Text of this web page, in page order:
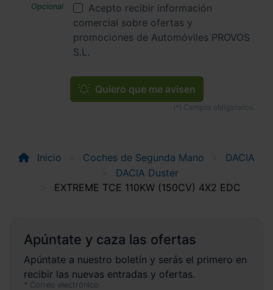
Acepto recibir información
comercial sobre ofertas y
promociones de Automóviles PROVOS
S.L.
Quiero que me avisen
Inicio Coches de Segunda Mano
DACIA
DACIA Duster
EXTREME TCE 110KW (150CV) 4X2 EDC
Apúntate y caza las ofertas
Apúntate a nuestro boletín y serás el primero en
recibir las nuevas entradas y ofertas.
Correo electrónico